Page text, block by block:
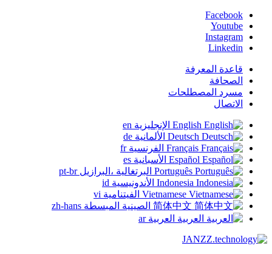
Facebook
Youtube
Instagram
Linkedin
قاعدة المعرفة
الصحافة
مسرد المصطلحات
الاتصال
English الإنجليزية en
Deutsch الألمانية de
Français الفرنسية fr
Español الأسبانية es
Português البرتغالية ،البرازيل pt-br
Indonesia الأندونيسية id
Vietnamese الفيتنامية vi
简体中文 الصينية المبسطة zh-hans
العربية العربية ar